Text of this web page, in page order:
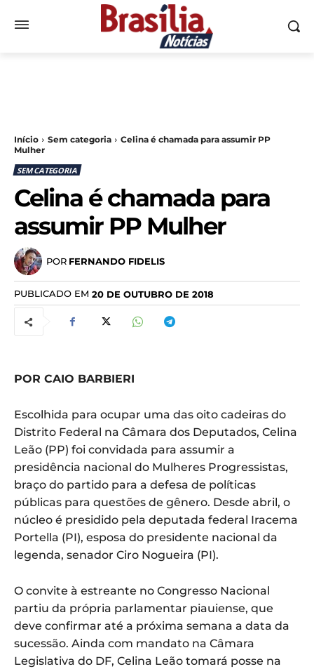
Início Sem categoria
Celina é chamada para assumir PP
Mulher
SEM CATEGORIA
Celina é chamada para
assumir PP Mulher
POR FERNANDO FIDELIS
PUBLICADO EM 20 DE OUTUBRO DE 2018
POR CAIO BARBIERI
Escolhida para ocupar uma das oito cadeiras do
Distrito Federal na Câmara dos Deputados, Celina
Leão (PP) foi convidada para assumir a
presidência nacional do Mulheres Progressistas,
braço do partido para a defesa de políticas
públicas para questões de gênero. Desde abril, o
núcleo é presidido pela deputada federal Iracema
Portella (PI), esposa do presidente nacional da
legenda, senador Ciro Nogueira (PI).
O convite à estreante no Congresso Nacional
partiu da própria parlamentar piauiense, que
deve confirmar até a próxima semana a data da
sucessão. Ainda com mandato na Câmara
Legislativa do DF, Celina Leão tomará posse na